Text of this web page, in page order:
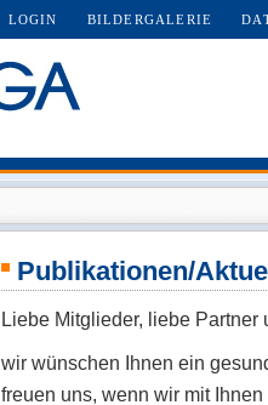
LOGIN BILDERGALERIE
Publikationen/
Liebe Mitglieder, liebe
wir wünschen Ihnen ein
freuen uns, wenn wir mit